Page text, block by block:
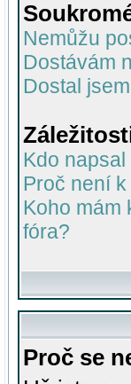
Nemůžu
Dostávám
Dostal
Kdo
Proč není
Koho mám
fóra?
Proč se